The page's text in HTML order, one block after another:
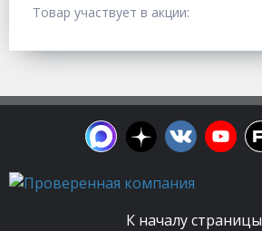
Товар участвует в акции:
К началу страницы